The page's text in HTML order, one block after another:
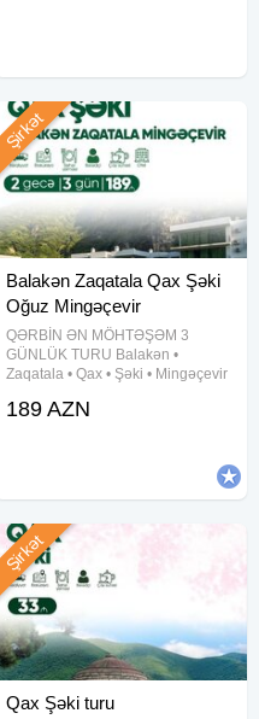
Balakən Zaqatala Qax Şəki
Oğuz Mingəçevir
QƏRBİN ƏN MÖHTƏŞƏM 3
GÜNLÜK TURU Balakən •
Zaqatala • Qax • Şəki • Mingəçevir
komfortu və əyləncə dolu səyahət!
Şirkət
189 AZN
Qax Şəki turu
Şirkət